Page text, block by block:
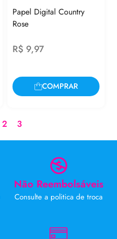
Papel Digital Country
Rose
R$ 9,97
COMPRAR
2 3
Não Reembolsáveis
Consulte a politica de troca